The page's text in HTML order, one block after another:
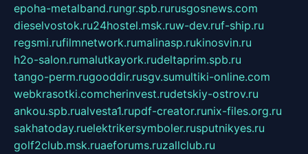
epoha-metalband.rungr.spb.rurusgosnews.com
dieselvostok.ru24hostel.msk.ruw-dev.ruf-ship.ru
regsmi.rufilmnetwork.rumalinasp.rukinosvin.ru
h2o-salon.rumalutkayork.rudeltaprim.spb.ru
tango-perm.rugooddir.rusgv.sumultiki-online.com
webkrasotki.comcherinvest.rudetskiy-ostrov.ru
ankou.spb.rualvesta1.rupdf-creator.runix-files.org.ru
sakhatoday.ruelektrikersymboler.rusputnikyes.ru
golf2club.msk.ruaeforums.ruzallclub.ru